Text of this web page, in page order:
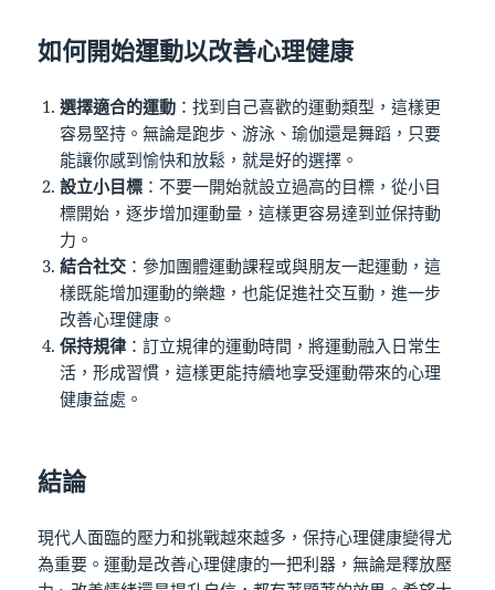
如何開始運動以改善心理健康
選擇適合的運動 ：找到自己喜歡的運動類型，這樣更
容易堅持。無論是跑步、游泳、瑜伽還是舞蹈，只要
能讓你感到愉快和放鬆，就是好的選擇。
設立小目標 ：不要一開始就設立過高的目標，從小目
標開始，逐步增加運動量，這樣更容易達到並保持動
力。
結合社交 ：參加團體運動課程或與朋友一起運動，這
樣既能增加運動的樂趣，也能促進社交互動，進一步
改善心理健康。
保持規律 ：訂立規律的運動時間，將運動融入日常生
活，形成習慣，這樣更能持續地享受運動帶來的心理
健康益處。
結論
現代人面臨的壓力和挑戰越來越多，保持心理健康變得尤
為重要。運動是改善心理健康的一把利器，無論是釋放壓